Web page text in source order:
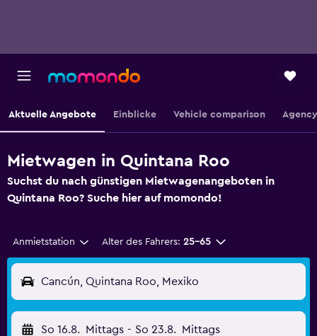
Aktuelle Angebote Einblicke Vehicle comparison
Mietwagen in Quintana Roo
Suchst du nach günstigen Mietwagenangeboten in
Quintana Roo? Suche hier auf momondo!
Anmietstation Alter des Fahrers: 25-65
Cancún, Quintana Roo, Mexiko
So 16.8. Mittags - So 23.8. Mittags